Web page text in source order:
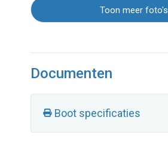
Toon meer foto's
Documenten
Boot specificaties